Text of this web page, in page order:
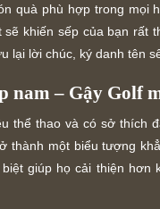
quà phù hợp trong
sẽ khiến sếp của bạn rất
lại lời chúc, ký danh tên
nam – Gậy Golf
thể thao và có sở thích
thành một biểu tượng
giúp họ cải thiện